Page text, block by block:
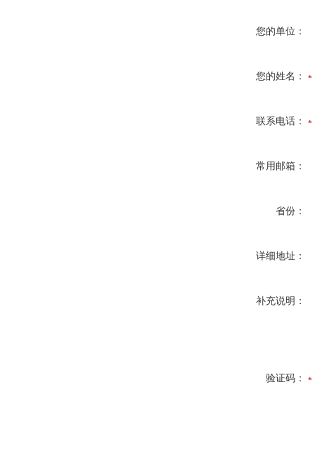
您的单位：
您的姓名：
联系电话：
常用邮箱：
省份：
详细地址：
补充说明：
验证码：